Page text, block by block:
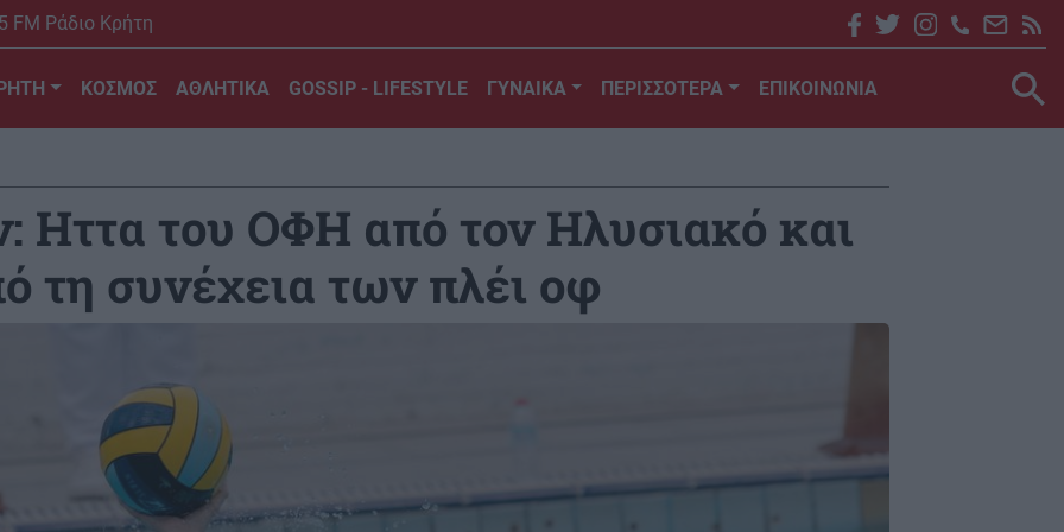
FM Ράδιο Κρήτη
ΚΟΣΜΟΣ ΑΘΛΗΤΙΚΑ GOSSIP - LIFESTYLE ΓΥΝΑΙΚΑ ΠΕΡΙΣΣΟΤΕΡΑ ΕΠΙΚΟΙΝΩΝΙΑ
Ηττα του ΟΦΗ από τον Ηλυσιακό και
τη συνέχεια των πλέι οφ